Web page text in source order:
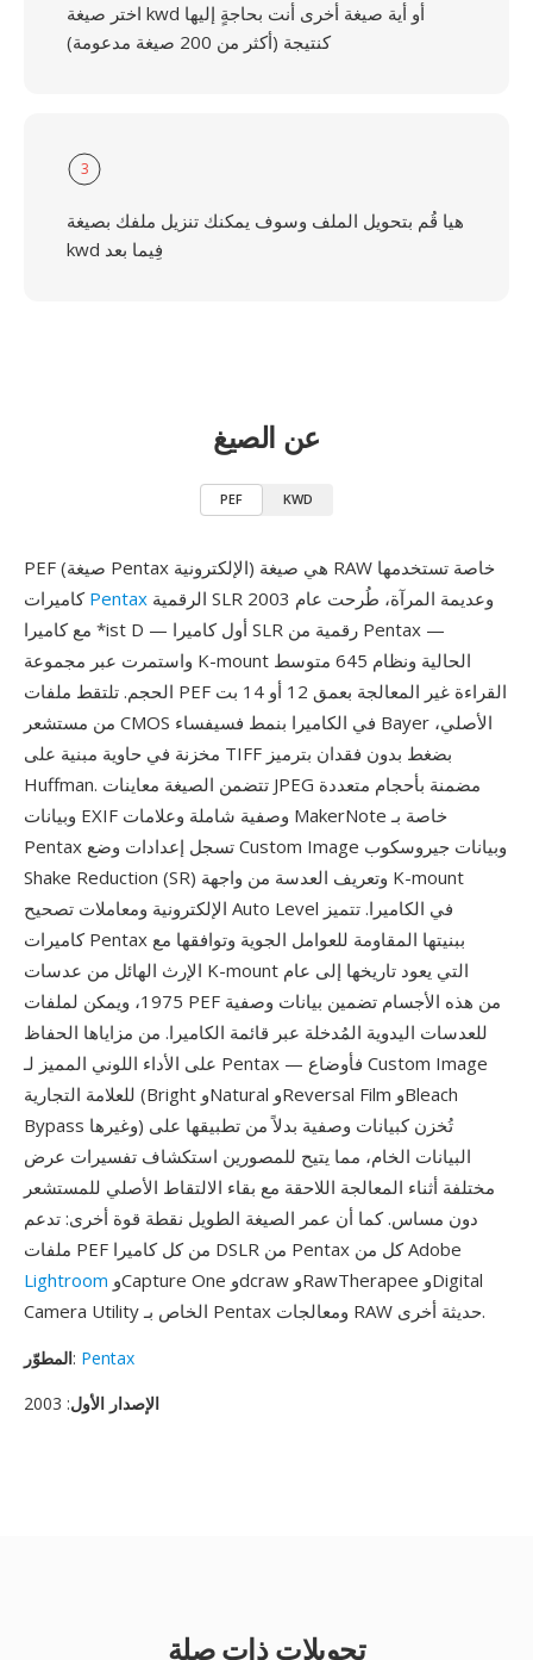
اختر صيغة kwd أو أية صيغة أخرى أنت بحاجةٍ إليها
كنتيجة (أكثر من 200 صيغة مدعومة)
3
هيا قُم بتحويل الملف وسوف يمكنك تنزيل ملفك بصيغة
kwd فِيما بعد
عن الصيغ
PEF KWD
PEF (صيغة Pentax الإلكترونية) هي صيغة RAW خاصة تستخدمها
كاميرات Pentax
مع كاميرا *ist D — أول كاميرا SLR رقمية من Pentax —
واستمرت عبر مجموعة K-mount الحالية ونظام 645 متوسط
الحجم. تلتقط ملفات PEF القراءة غير المعالجة بعمق 12 أو 14 بت
من مستشعر CMOS في الكاميرا بنمط فسيفساء Bayer الأصلي،
مخزنة في حاوية مبنية على TIFF بضغط بدون فقدان بترميز
Huffman. تتضمن الصيغة معاينات JPEG مضمنة بأحجام متعددة
وبيانات EXIF وصفية شاملة وعلامات MakerNote خاصة بـ
Pentax تسجل إعدادات وضع Custom Image وبيانات جيروسكوب
Shake Reduction (SR) وتعريف العدسة من واجهة K-mount
الإلكترونية ومعاملات تصحيح Auto Level في الكاميرا. تتميز
كاميرات Pentax ببنيتها المقاومة للعوامل الجوية وتوافقها مع
الإرث الهائل من عدسات K-mount التي يعود تاريخها إلى عام
1975، ويمكن لملفات PEF من هذه الأجسام تضمين بيانات وصفية
للعدسات اليدوية المُدخلة عبر قائمة الكاميرا. من مزاياها الحفاظ
على الأداء اللوني المميز لـ Pentax — فأوضاع Custom Image
للعلامة التجارية (Bright وNatural وReversal Film وBleach
Bypass وغيرها) تُخزن كبيانات وصفية بدلاً من تطبيقها على
البيانات الخام، مما يتيح للمصورين استكشاف تفسيرات عرض
مختلفة أثناء المعالجة اللاحقة مع بقاء الالتقاط الأصلي للمستشعر
دون مساس. كما أن عمر الصيغة الطويل نقطة قوة أخرى: تدعم
ملفات PEF من كل كاميرا DSLR من Pentax كل من Adobe
Lightroom
Camera Utility الخاص بـ Pentax ومعالجات RAW حديثة أخرى.
المطوّر: Pentax
الإصدار الأول: 2003
تحويلات ذات صلة